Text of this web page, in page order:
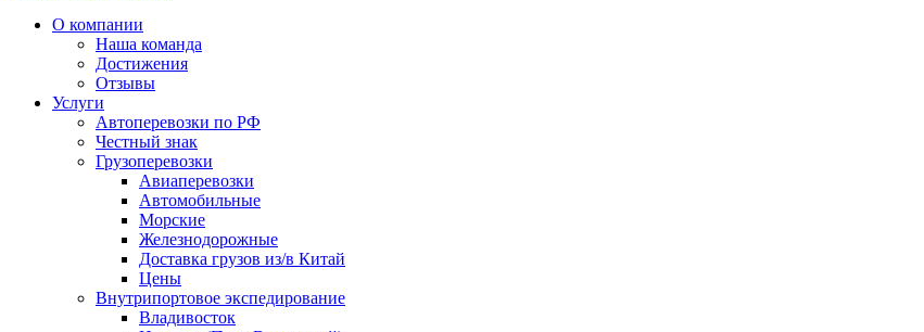
О компании
Наша команда
Достижения
Отзывы
Услуги
Автоперевозки по РФ
Честный знак
Грузоперевозки
Авиаперевозки
Автомобильные
Морские
Железнодорожные
Доставка грузов из/в Китай
Цены
Внутрипортовое экспедирование
Владивосток